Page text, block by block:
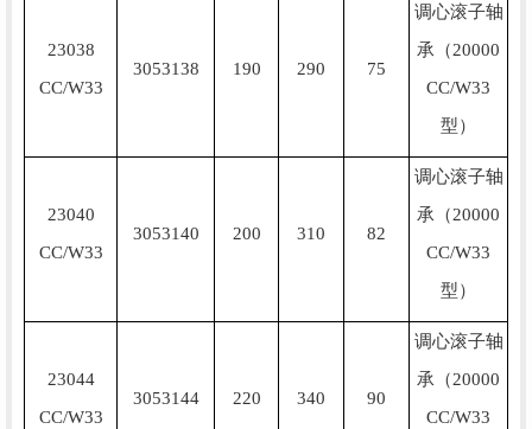
23038
CC/W33
3053138 190 290 75
调心滚子轴
承（20000
CC/W33
型）
23040
CC/W33
3053140 200 310 82
调心滚子轴
承（20000
CC/W33
型）
23044
CC/W33
3053144 220 340 90
调心滚子轴
承（20000
CC/W33